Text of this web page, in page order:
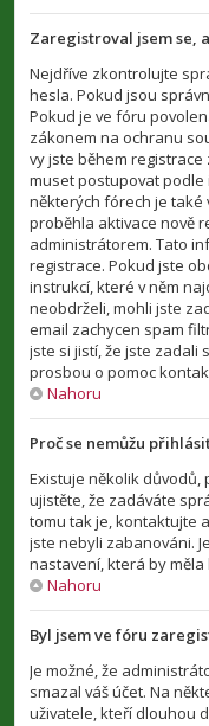
Zaregistroval jsem se,
Nejdříve zkontrolujte
hesla. Pokud jsou
Pokud je ve fóru
zákonem na ochranu
vy jste během
muset postupovat podle
některých fórech je také
proběhla aktivace nově
administrátorem. Tato
registrace. Pokud jste
instrukcí, které v něm
neobdrželi, mohli jste
email zachycen spam
jste si jistí, že jste zadali
prosbou o pomoc
Nahoru
Proč se nemůžu
Existuje několik důvodů,
ujistěte, že zadáváte
tomu tak je, kontaktujte
jste nebyli zabanováni.
nastavení, která by
Nahoru
Byl jsem ve fóru
Je možné, že
smazal váš účet. Na
uživatele, kteří dlouhou